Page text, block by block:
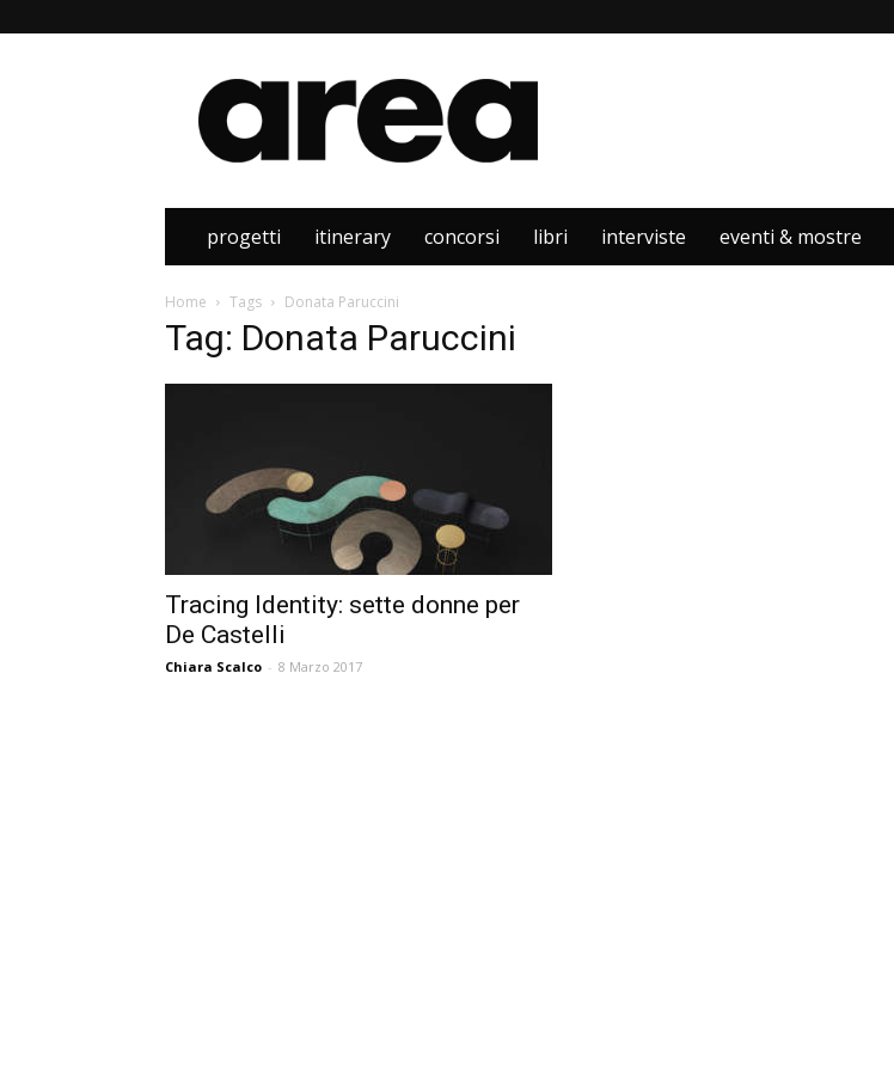
Area
progetti itinerary concorsi libri interviste eventi & mostre
Home Tags Donata Paruccini
Tag: Donata Paruccini
Tracing Identity: sette donne per
De Castelli
Chiara Scalco - 8 Marzo 2017